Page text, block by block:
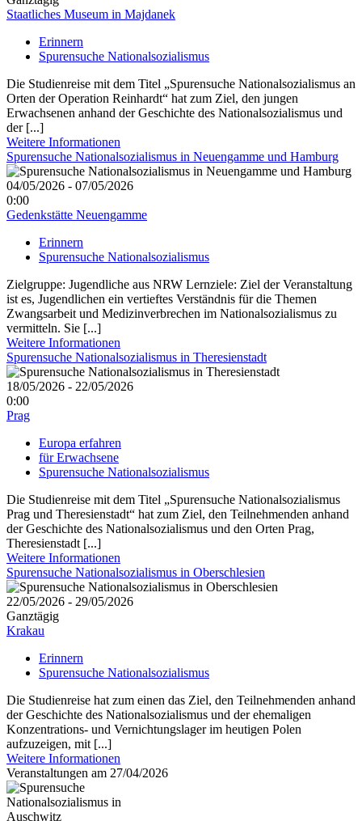
Staatliches Museum in Majdanek
Erinnern
Spurensuche Nationalsozialismus
Die Studienreise mit dem Titel „Spurensuche Nationalsozialismus an
Orten der Operation Reinhardt“ hat zum Ziel, den jungen
Erwachsenen anhand der Geschichte des Nationalsozialismus und
der [...]
Weitere Informationen
Spurensuche Nationalsozialismus in Neuengamme und Hamburg
04/05/2026 - 07/05/2026
0:00
Gedenkstätte Neuengamme
Erinnern
Spurensuche Nationalsozialismus
Zielgruppe: Jugendliche aus NRW Lernziele: Ziel der Veranstaltung
ist es, Jugendlichen ein vertieftes Verständnis für die Themen
Zwangsarbeit und Medizinverbrechen im Nationalsozialismus zu
vermitteln. Sie [...]
Weitere Informationen
Spurensuche Nationalsozialismus in Theresienstadt
18/05/2026 - 22/05/2026
0:00
Prag
Europa erfahren
für Erwachsene
Spurensuche Nationalsozialismus
Die Studienreise mit dem Titel „Spurensuche Nationalsozialismus
Prag und Theresienstadt“ hat zum Ziel, den Teilnehmenden anhand
der Geschichte des Nationalsozialismus und den Orten Prag,
Theresienstadt [...]
Weitere Informationen
Spurensuche Nationalsozialismus in Oberschlesien
22/05/2026 - 29/05/2026
Ganztägig
Krakau
Erinnern
Spurensuche Nationalsozialismus
Die Studienreise hat zum einen das Ziel, den Teilnehmenden anhand
der Geschichte des Nationalsozialismus und der ehemaligen
Konzentrations- und Vernichtungslager im heutigen Polen
aufzuzeigen, mit [...]
Weitere Informationen
Veranstaltungen am 27/04/2026